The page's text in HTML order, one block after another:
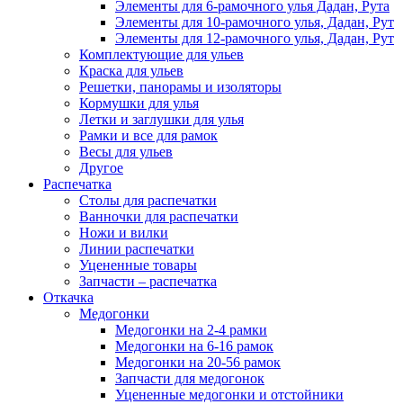
Элементы для 6-рамочного улья Дадан, Рута
Элементы для 10-рамочного улья, Дадан, Рут
Элементы для 12-рамочного улья, Дадан, Рут
Комплектующие для ульев
Краска для ульев
Решетки, панорамы и изоляторы
Кормушки для улья
Летки и заглушки для улья
Рамки и все для рамок
Весы для ульев
Другое
Распечатка
Столы для распечатки
Ванночки для распечатки
Ножи и вилки
Линии распечатки
Уцененные товары
Запчасти – распечатка
Откачка
Медогонки
Медогонки на 2-4 рамки
Медогонки на 6-16 рамок
Медогонки на 20-56 рамок
Запчасти для медогонок
Уцененные медогонки и отстойники